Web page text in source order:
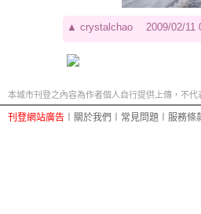
▲ crystalchao 2009/02/11
本城市刊登之內容為作者個人自行提供上傳，不代
刊登網站廣告 關於我們 常見問題 服務條